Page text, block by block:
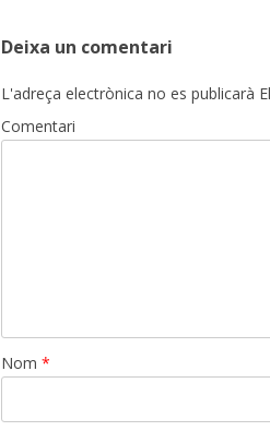
Deixa un comentari
L'adreça electrònica no es publicarà
Comentari
Nom *